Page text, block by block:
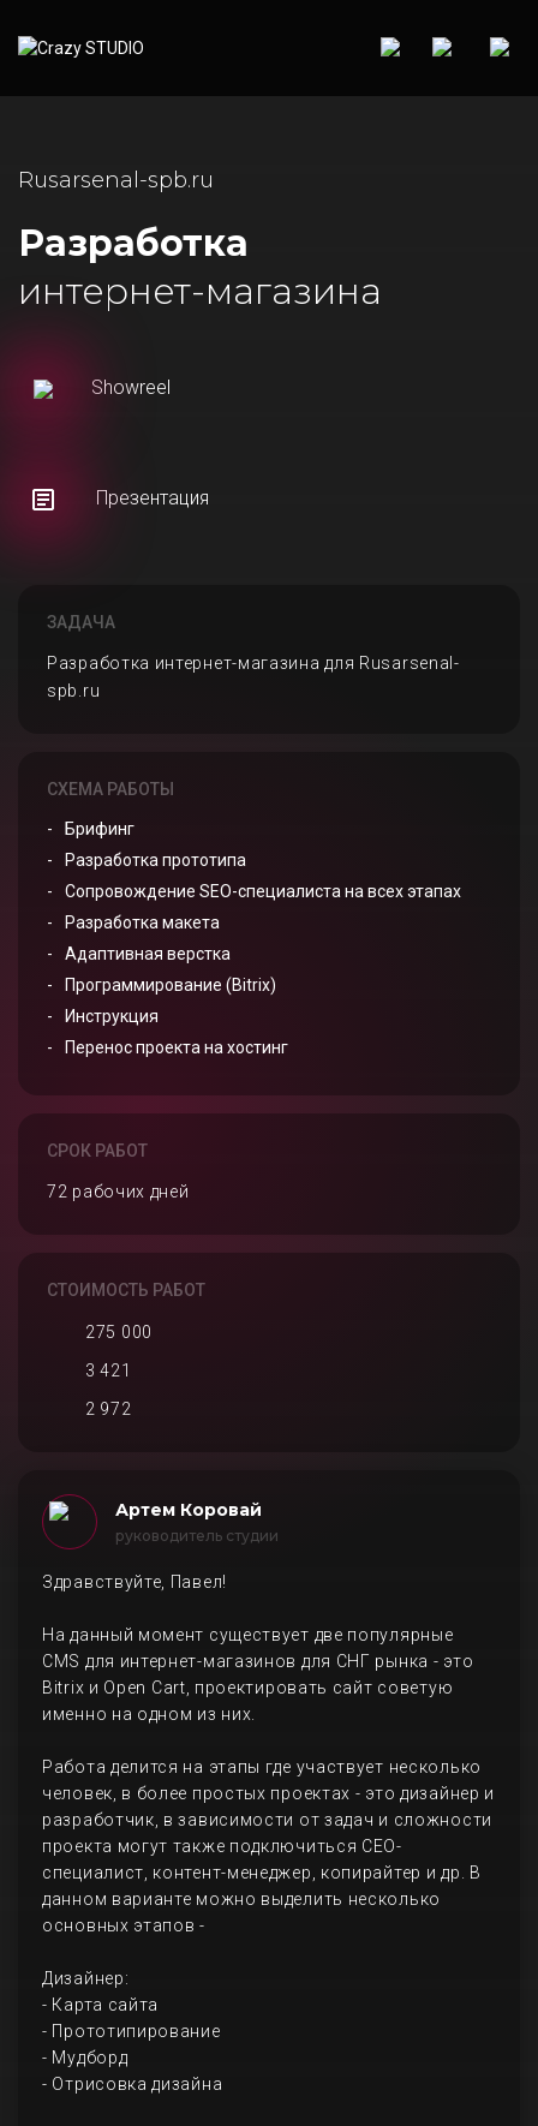
Rusarsenal-spb.ru
Разработка
интернет-магазина
Showreel
Презентация
ЗАДАЧА
Разработка интернет-магазина для Rusarsenal-
spb.ru
СХЕМА РАБОТЫ
Брифинг
Разработка прототипа
Сопровождение SEO-специалиста на всех этапах
Разработка макета
Адаптивная верстка
Программирование (Bitrix)
Инструкция
Перенос проекта на хостинг
СРОК РАБОТ
72 рабочих дней
СТОИМОСТЬ РАБОТ
275 000
3 421
2 972
Артем Коровай
руководитель студии
Здравствуйте, Павел!
На данный момент существует две популярные
CMS для интернет-магазинов для СНГ рынка - это
Bitrix и Open Cart, проектировать сайт советую
именно на одном из них.
Работа делится на этапы где участвует несколько
человек, в более простых проектах - это дизайнер и
разработчик, в зависимости от задач и сложности
проекта могут также подключиться СЕО-
специалист, контент-менеджер, копирайтер и др. В
данном варианте можно выделить несколько
основных этапов -
Дизайнер:
- Карта сайта
- Прототипирование
- Мудборд
- Отрисовка дизайна